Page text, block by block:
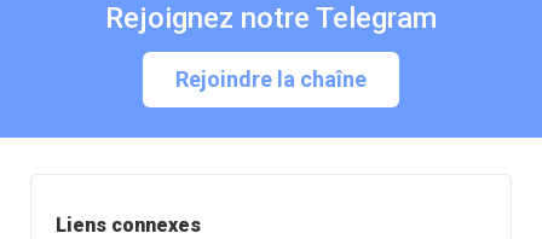
Liens connexes
Rejoignez notre Telegram
Rejoindre la chaîne